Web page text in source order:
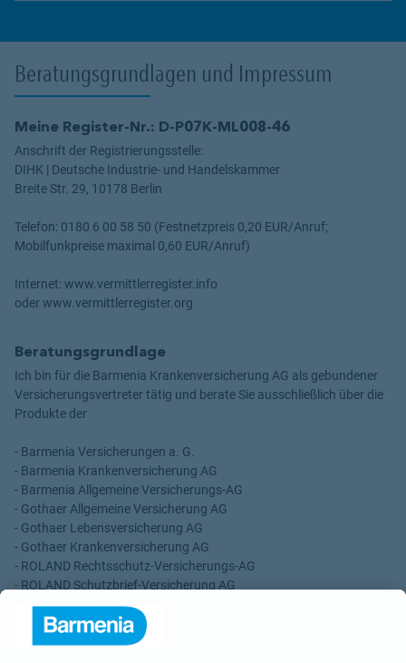
Beratungsgrundlagen und Impressum
Meine Register-Nr.: D-P07K-ML008-46
Anschrift der Registrierungsstelle:
DIHK | Deutsche Industrie- und Handelskammer
Breite Str. 29, 10178 Berlin
Telefon: 0180 6 00 58 50 (Festnetzpreis 0,20 EUR/Anruf;
Mobilfunkpreise maximal 0,60 EUR/Anruf)
Internet: www.vermittlerregister.info
oder www.vermittlerregister.org
Beratungsgrundlage
Ich bin für die Barmenia Krankenversicherung AG als gebundener
Versicherungsvertreter tätig und berate Sie ausschließlich über die
Produkte der
- Barmenia Versicherungen a. G.
- Barmenia Krankenversicherung AG
- Barmenia Allgemeine Versicherungs-AG
- Gothaer Allgemeine Versicherung AG
- Gothaer Lebensversicherung AG
- Gothaer Krankenversicherung AG
- ROLAND Rechtsschutz-Versicherungs-AG
- ROLAND Schutzbrief-Versicherung AG
Für meine Tätigkeit erhalte ich eine Provision und sonstige
Vergütungen, die in der zu entrichtenden Versicherungsprämie